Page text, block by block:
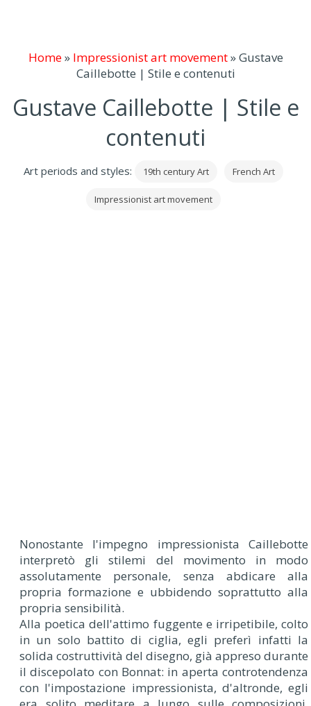
Home» Impressionist art movement»Gustave
Caillebotte | Stile e contenuti
Gustave Caillebotte | Stile e
contenuti
Art periods and styles: 19th century Art French Art
Impressionist art movement
Nonostante l'impegno impressionista Caillebotte
interpretò gli stilemi del movimento in modo
assolutamente personale, senza abdicare alla
propria formazione e ubbidendo soprattutto alla
propria sensibilità.
Alla poetica dell'attimo fuggente e irripetibile, colto
in un solo battito di ciglia, egli preferì infatti la
solida costruttività del disegno, già appreso durante
il discepolato con Bonnat: in aperta controtendenza
con l'impostazione impressionista, d'altronde, egli